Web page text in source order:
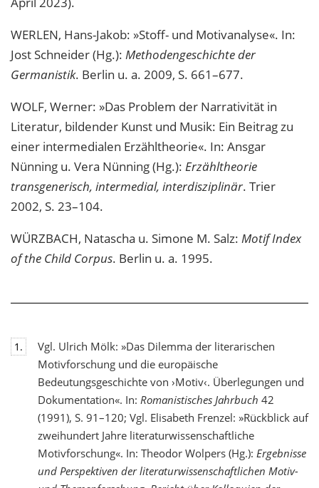
WERLEN, Hans-Jakob: »Stoff- und Motivanalyse«. In:
Jost Schneider (Hg.): Methodengeschichte der
Germanistik. Berlin u. a. 2009, S. 661–677.
WOLF, Werner: »Das Problem der Narrativität in
Literatur, bildender Kunst und Musik: Ein Beitrag zu
einer intermedialen Erzähltheorie«. In: Ansgar
Nünning u. Vera Nünning (Hg.): Erzähltheorie
transgenerisch, intermedial, interdisziplinär. Trier
2002, S. 23–104.
WÜRZBACH, Natascha u. Simone M. Salz: Motif Index
of the Child Corpus. Berlin u. a. 1995.
1.
Vgl. Ulrich Mölk: »Das Dilemma der literarischen
Motivforschung und die europäische
Bedeutungsgeschichte von ›Motiv‹. Überlegungen und
Dokumentation«. In: Romanistisches Jahrbuch 42
(1991), S. 91–120; Vgl. Elisabeth Frenzel: »Rückblick auf
zweihundert Jahre literaturwissenschaftliche
Motivforschung«. In: Theodor Wolpers (Hg.): Ergebnisse
und Perspektiven der literaturwissenschaftlichen Motiv-